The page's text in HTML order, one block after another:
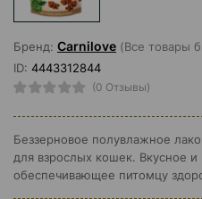
Бренд: Carnilove (Все товары
ID: 4443312844
(0 Отзывы)
Беззерновое полувлажное
для взрослых кошек. Вкусное и
обеспечивающее питомцу